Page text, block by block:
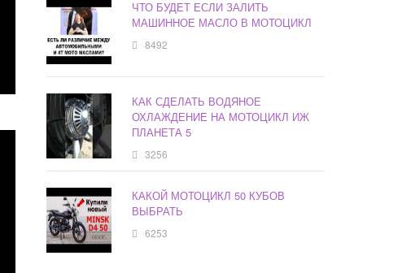
ЧТО БУДЕТ ЕСЛИ ЗАЛИТЬ
МАШИННОЕ МАСЛО В МОТОЦИКЛ
8492
КАК СДЕЛАТЬ ВОДЯНОЕ
ОХЛАЖДЕНИЕ НА МОТОЦИКЛ ИЖ
ПЛАНЕТА 5
3256
КАКОЙ МОТОЦИКЛ 50 КУБОВ
ВЫБРАТЬ
6253